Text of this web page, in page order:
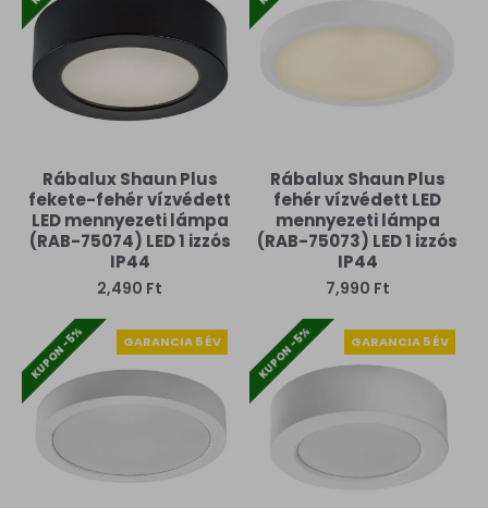
Rábalux Shaun Plus
fekete-fehér vízvédett
LED mennyezeti lámpa
(RAB-75074) LED 1 izzós
IP44
2,490 Ft
Rábalux Shaun Plus
fehér vízvédett LED
mennyezeti lámpa
(RAB-75073) LED 1 izzós
IP44
7,990 Ft
GARANCIA 5 ÉV
KUPON -5% GARANCIA 5 ÉV
KUPON -5%